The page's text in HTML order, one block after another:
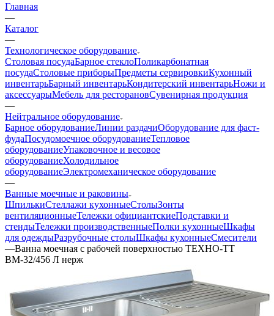
Главная
—
Каталог
—
Технологическое оборудование
Столовая посудаБарное стеклоПоликарбонатная
посудаСтоловые приборыПредметы сервировкиКухонный
инвентарьБарный инвентарьКондитерский инвентарьНожи и
аксессуарыМебель для ресторановСувенирная продукция
—
Нейтральное оборудование
Барное оборудованиеЛинии раздачиОборудование для фаст-
фудаПосудомоечное оборудованиеТепловое
оборудованиеУпаковочное и весовое
оборудованиеХолодильное
оборудованиеЭлектромеханическое оборудование
—
Ванные моечные и раковины
ШпилькиСтеллажи кухонныеСтолыЗонты
вентиляционныеТележки официантскиеПодставки и
стендыТележки производственныеПолки кухонныеШкафы
для одеждыРазрубочные столыШкафы кухонныеСмесители
—Ванна моечная с рабочей поверхностью ТЕХНО-ТТ
ВМ-32/456 Л нерж